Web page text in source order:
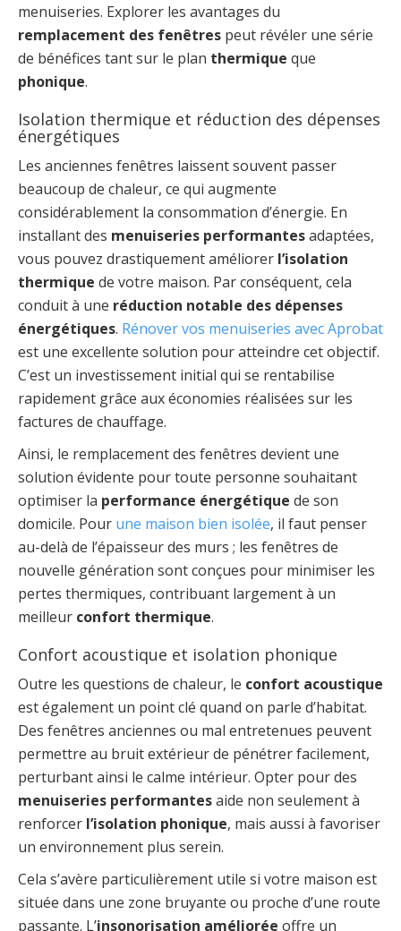
menuiseries. Explorer les avantages du
remplacement des fenêtres peut révéler une série
de bénéfices tant sur le plan thermique que
phonique.
Isolation thermique et réduction des dépenses
énergétiques
Les anciennes fenêtres laissent souvent passer
beaucoup de chaleur, ce qui augmente
considérablement la consommation d’énergie. En
installant des menuiseries performantesadaptées,
vous pouvez drastiquement améliorer l’isolation
thermique de votre maison. Par conséquent, cela
conduit à une réduction notable des dépenses
énergétiques. Rénover vos menuiseries avec Aprobat
est une excellente solution pour atteindre cet objectif.
C’est un investissement initial qui se rentabilise
rapidement grâce aux économies réalisées sur les
factures de chauffage.
Ainsi, le remplacement des fenêtres devient une
solution évidente pour toute personne souhaitant
optimiser la performance énergétique de son
domicile. Pour une maison bien isolée, il faut penser
au-delà de l’épaisseur des murs ; les fenêtres de
nouvelle génération sont conçues pour minimiser les
pertes thermiques, contribuant largement à un
meilleur confort thermique.
Confort acoustique et isolation phonique
Outre les questions de chaleur, le confort acoustique
est également un point clé quand on parle d’habitat.
Des fenêtres anciennes ou mal entretenues peuvent
permettre au bruit extérieur de pénétrer facilement,
perturbant ainsi le calme intérieur. Opter pour des
menuiseries performantesaide non seulement à
renforcer l’isolation phonique, mais aussi à favoriser
un environnement plus serein.
Cela s’avère particulièrement utile si votre maison est
située dans une zone bruyante ou proche d’une route
passante. L’insonorisation améliorée offre un